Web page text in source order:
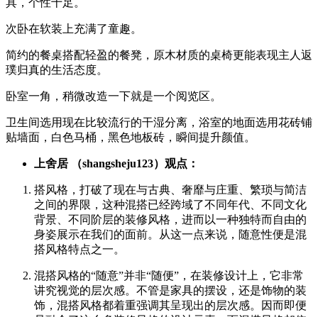
次卧在软装上充满了童趣。
简约的餐桌搭配轻盈的餐凳，原木材质的桌椅更能表现主人返
璞归真的生活态度。
卧室一角，稍微改造一下就是一个阅览区。
卫生间选用现在比较流行的干湿分离，浴室的地面选用花砖铺
贴墙面，白色马桶，黑色地板砖，瞬间提升颜值。
上舍居 （shangsheju123）观点：
搭风格，打破了现在与古典、奢靡与庄重、繁琐与简洁
之间的界限，这种混搭已经跨域了不同年代、不同文化
背景、不同阶层的装修风格，进而以一种独特而自由的
身姿展示在我们的面前。从这一点来说，随意性便是混
搭风格特点之一。
混搭风格的“随意”并非“随便”，在装修设计上，它非常
讲究视觉的层次感。不管是家具的摆设，还是饰物的装
饰，混搭风格都着重强调其呈现出的层次感。因而即便